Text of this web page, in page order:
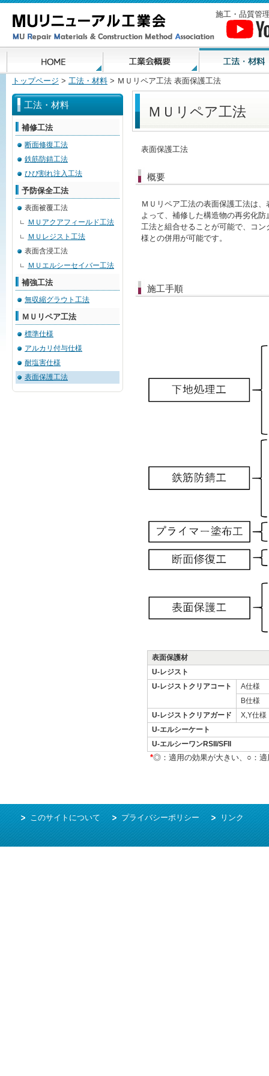
施工・品質管
トップページ > 工法・材料 > ＭＵリペア工法 表面保護工法
ＭＵリペア工法
表面保護工法
概要
ＭＵリペア工法の表面保護工法は
よって、補修した構造物の再劣化
工法と組合せることが可能で、コ
様との併用が可能です。
施工手順
表面保護材
U-レジスト
U-レジストクリアコート
A仕様
B仕様
U-レジストクリアガード
X,Y仕様
U-エルシーケート
U-エルシーワンRSII/SFII
*◎：適用の効果が大きい、○：
工法・材料
補修工法
断面修復工法
鉄筋防錆工法
ひび割れ注入工法
予防保全工法
表面被覆工法
ＭＵアクアフィールド工法
ＭＵレジスト工法
表面含浸工法
ＭＵエルシーセイバー工法
補強工法
無収縮グラウト工法
ＭＵリペア工法
標準仕様
アルカリ付与仕様
耐塩害仕様
表面保護工法
このサイトについて プライバシーポリシー リンク